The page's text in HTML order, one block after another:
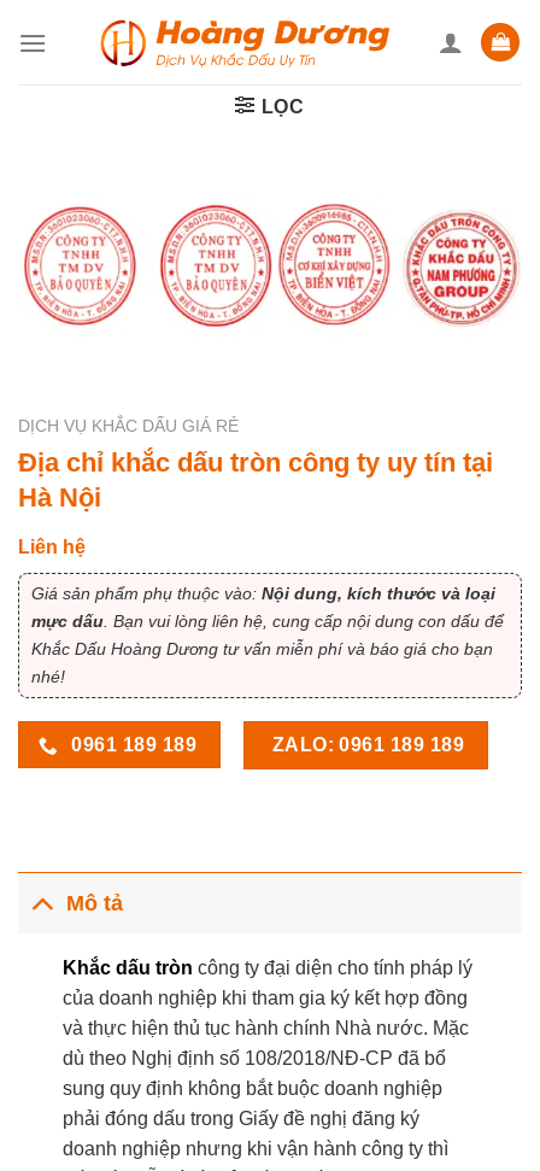
LỌC
DỊCH VỤ KHẮC DẤU GIÁ RẺ
Địa chỉ khắc dấu tròn công ty uy tín tại
Hà Nội
Liên hệ
Giá sản phẩm phụ thuộc vào: Nội dung, kích thước và loại
mực dấu . Bạn vui lòng liên hệ, cung cấp nội dung con dấu để
Khắc Dấu Hoàng Dương tư vấn miễn phí và báo giá cho bạn
nhé!
0961 189 189 ZALO: 0961 189 189
Mô tả
Khắc dấu tròn công ty đại diện cho tính pháp lý
của doanh nghiệp khi tham gia ký kết hợp đồng
và thực hiện thủ tục hành chính Nhà nước. Mặc
dù theo Nghị định số 108/2018/NĐ-CP đã bổ
sung quy định không bắt buộc doanh nghiệp
phải đóng dấu trong Giấy đề nghị đăng ký
doanh nghiệp nhưng khi vận hành công ty thì